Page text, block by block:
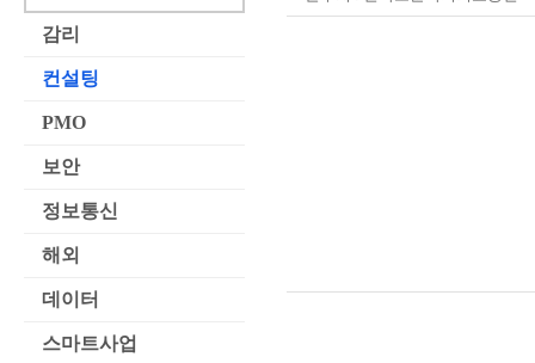
감리
컨설팅
PMO
보안
정보통신
해외
데이터
스마트사업